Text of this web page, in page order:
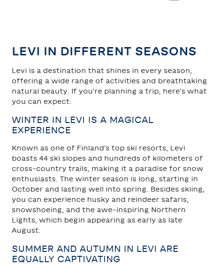
LEVI IN DIFFERENT SEASONS
Levi is a destination that shines in every season,
offering a wide range of activities and breathtaking
natural beauty. If you're planning a trip, here's what
you can expect:
WINTER IN LEVI IS A MAGICAL
EXPERIENCE
Known as one of Finland's top ski resorts, Levi
boasts 44 ski slopes and hundreds of kilometers of
cross-country trails, making it a paradise for snow
enthusiasts. The winter season is long, starting in
October and lasting well into spring. Besides skiing,
you can experience husky and reindeer safaris,
snowshoeing, and the awe-inspiring Northern
Lights, which begin appearing as early as late
August.
SUMMER AND AUTUMN IN LEVI ARE
EQUALLY CAPTIVATING